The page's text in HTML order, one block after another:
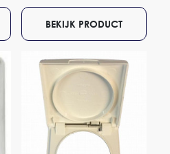
BEKIJK PRODUCT